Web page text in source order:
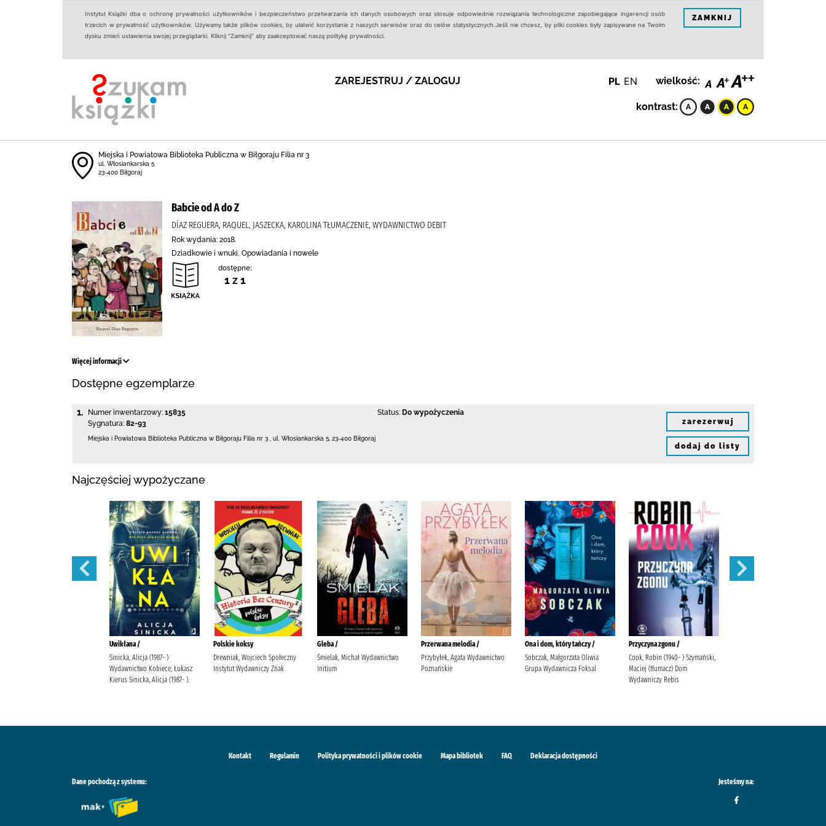
Instytut Książki dba o ochronę prywatności użytkowników i bezpieczeństwo przetwarzania ich danych osobowych oraz stosuje odpowiednie rozwiązania technologiczne zapobiegające ingerencji osób
trzecich w prywatność użytkowników. Używamy także plików cookies, by ułatwić korzystanie z naszych serwisów oraz do celów statystycznych.Jeśli nie chcesz, by pliki cookies były zapisywane na Twoim
dysku zmień ustawienia swojej przeglądarki. Kliknij "Zamknij" aby zaakceptować naszą politykę prywatności.
ZAMKNIJ
ZAREJESTRUJ / ZALOGUJ PL EN wielkość:
kontrast:
Miejska i Powiatowa Biblioteka Publiczna w Biłgoraju Filia nr 3
ul. Włosiankarska 5
23-400 Biłgoraj
Babcie od A do Z
DÍAZ REGUERA, RAQUEL, JASZECKA, KAROLINA TŁUMACZENIE, WYDAWNICTWO DEBIT
Rok wydania: 2018.
Dziadkowie i wnuki, Opowiadania i nowele
dostępne:
1 z 1
Więcej informacji
Dostępne egzemplarze
1. Numer inwentarzowy: 15835
Sygnatura: 82-93
Status: Do wypożyczenia
Miejska i Powiatowa Biblioteka Publiczna w Biłgoraju Filia nr 3 ul. Włosiankarska 5 23-400 Biłgoraj
zarezerwuj
dodaj do listy
Najczęściej wypożyczane
Uwikłana /
Sinicka, Alicja (1987- )
Wydawnictwo Kobiece, Łukasz
Kierus Sinicka, Alicja (1987- ).
Polskie koksy
Drewniak, Wojciech Społeczny
Instytut Wydawniczy Znak
Gleba /
Śmielak, Michał Wydawnictwo
Initium
Przerwana melodia /
Przybyłek, Agata Wydawnictwo
Poznańskie
Ona i dom, który tańczy /
Sobczak, Małgorzata Oliwia
Grupa Wydawnicza Foksal
Przyczyna zgonu /
Cook, Robin (1940- ) Szymański,
Maciej (tłumacz) Dom
Wydawniczy Rebis
Kontakt Regulamin Polityka prywatności i plików cookie Mapa bibliotek FAQ Deklaracja dostępności
Dane pochodzą z systemu: Jesteśmy na: